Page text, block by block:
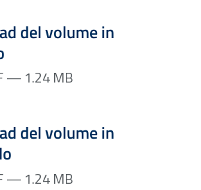
del volume in
— Dimensione 1.24 MB
— 1.24 MB
del volume in
— Dimensione 1.24 MB
— 1.24 MB